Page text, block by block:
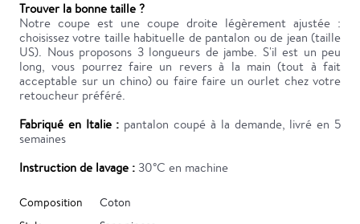
Trouver la bonne taille ?
Notre coupe est une coupe droite légèrement ajustée :
choisissez votre taille habituelle de pantalon ou de jean (taille
US). Nous proposons 3 longueurs de jambe. S'il est un peu
long, vous pourrez faire un revers à la main (tout à fait
acceptable sur un chino) ou faire faire un ourlet chez votre
retoucheur préféré.
Fabriqué en Italie : pantalon coupé à la demande, livré en 5
semaines
Instruction de lavage : 30°C en machine
Composition
Coton